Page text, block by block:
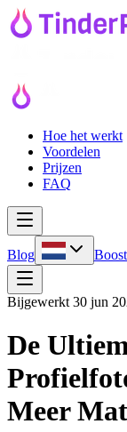
Hoe het werkt
Voordelen
Prijzen
FAQ
Blog
Bijgewerkt 30 jun
De
Meer